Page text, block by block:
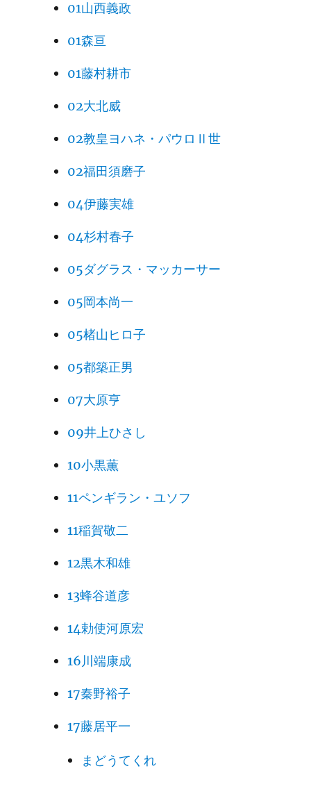
01山西義政
01森亘
01藤村耕市
02大北威
02教皇ヨハネ・パウロⅡ世
02福田須磨子
04伊藤実雄
04杉村春子
05ダグラス・マッカーサー
05岡本尚一
05楮山ヒロ子
05都築正男
07大原亨
09井上ひさし
10小黒薫
11ペンギラン・ユソフ
11稲賀敬二
12黒木和雄
13蜂谷道彦
14勅使河原宏
16川端康成
17秦野裕子
17藤居平一
まどうてくれ